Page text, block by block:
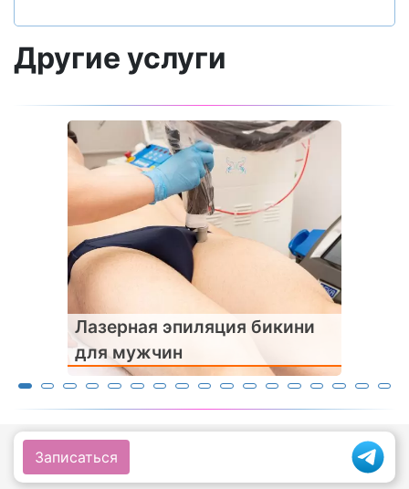
Другие услуги
Лазерная эпиляция бикини
для мужчин
Смотрите также
Записаться